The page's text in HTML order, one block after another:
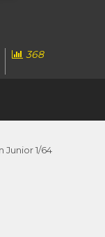
368
Junior 1/64